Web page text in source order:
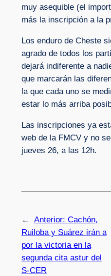
muy asequible (el
más la inscripción a la
Los enduro de Cheste
agrado de todos los
dejará indiferente a
que marcarán las
la que cada uno se
estar lo más arriba
Las inscripciones ya
web de la FMCV y no
jueves 26, a las 12h.
← Anterior: Cachón,
Ruiloba y Suárez irán a
por la victoria en la
segunda cita astur del
S-CER